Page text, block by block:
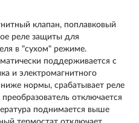
клапан, поплавковый
реле защиты для
в "сухом" режиме.
поддерживается с
и электромагнитного
нормы, срабатывает реле
отключается
поднимается выше